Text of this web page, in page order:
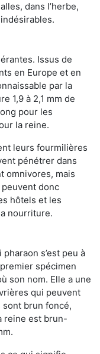
dans l’herbe,
Issus de
en Europe et en
par la
1,9 à 2,1 mm de
pour les
la reine.
leurs fourmilières
pénétrer dans
omnivores, mais
donc
hôtels et les
nourriture.
s’est peu à
spécimen
son nom. Elle a une
qui peuvent
sont brun foncé,
reine est brun-